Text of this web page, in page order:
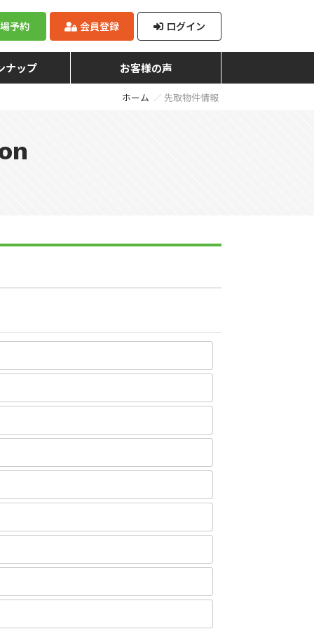
予約 会員登録 ログイン
ナップ お客様の声
ホーム 先取物件情報